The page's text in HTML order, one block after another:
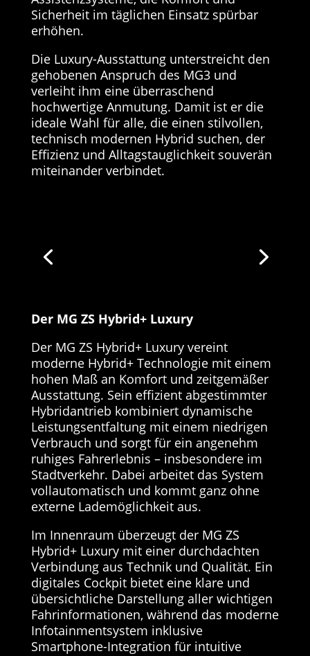
Sicherheit im täglichen Einsatz spürbar
erhöhen.
Die Luxury-Ausstattung unterstreicht den
gehobenen Anspruch des MG3 und
verleiht ihm eine überraschend
hochwertige Anmutung. Damit ist er die
ideale Wahl für alle, die einen stilvollen,
technisch modernen Hybrid suchen, der
Effizienz und Alltagstauglichkeit souverän
miteinander verbindet.
Der MG ZS Hybrid+ Luxury
Der MG ZS Hybrid+ Luxury vereint
moderne Hybrid+ Technologie mit einem
hohen Maß an Komfort und zeitgemäßer
Ausstattung. Sein effizient abgestimmter
Hybridantrieb kombiniert dynamische
Leistungsentfaltung mit einem niedrigen
Verbrauch und sorgt für ein angenehm
ruhiges Fahrerlebnis – insbesondere im
Stadtverkehr. Dabei arbeitet das System
vollautomatisch und kommt ganz ohne
externe Lademöglichkeit aus.
Im Innenraum überzeugt der MG ZS
Hybrid+ Luxury mit einer durchdachten
Verbindung aus Technik und Qualität. Ein
digitales Cockpit bietet eine klare und
übersichtliche Darstellung aller wichtigen
Fahrinformationen, während das moderne
Infotainmentsystem inklusive
Smartphone-Integration für intuitive